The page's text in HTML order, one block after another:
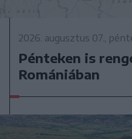
2026. augusztus 07.,
Pénteken is
Romániában